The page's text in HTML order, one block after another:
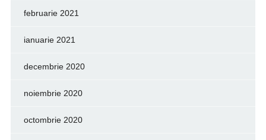
februarie 2021
ianuarie 2021
decembrie 2020
noiembrie 2020
octombrie 2020